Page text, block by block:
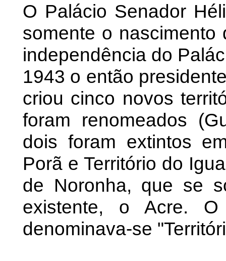
O Palácio Senador
somente o nascimento
independência do
1943 o então
criou cinco novos
foram renomeados
dois foram extintos
Porã e Território do
de Noronha, que se
existente, o Acre.
denominava-se